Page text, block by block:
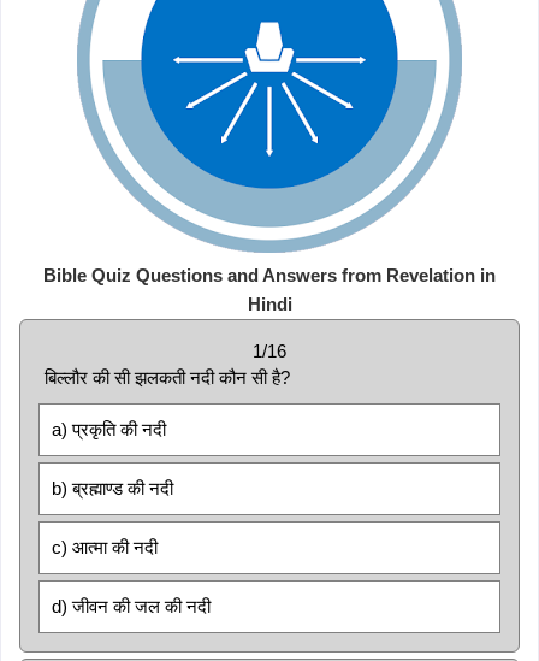
Bible Quiz Questions and Answers from Revelation in
Hindi
1/16
बिल्लौर की सी झलकती नदी कौन सी है?
a) प्रकृति की नदी
b) ब्रह्माण्ड की नदी
c) आत्मा की नदी
d) जीवन की जल की नदी